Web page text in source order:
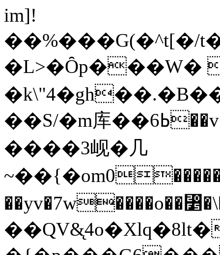
im]!
�L>�Ȏp���W�
��S/�m库��6ߕ��v����;6,�-ƭ�J�+0ſ�l^
����3岘�几